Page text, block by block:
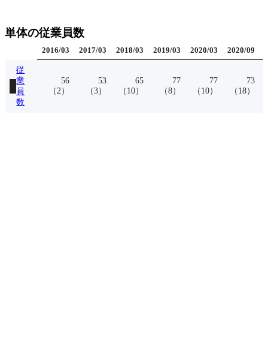
単体の従業員数
2016/03 2017/03 2018/03 2019/03 2020/03 2020/09
従
業
員
数
56
（ 2 ）
53
（3）
65
（ 10）
77
（8）
77
（ 10）
73
（ 18）